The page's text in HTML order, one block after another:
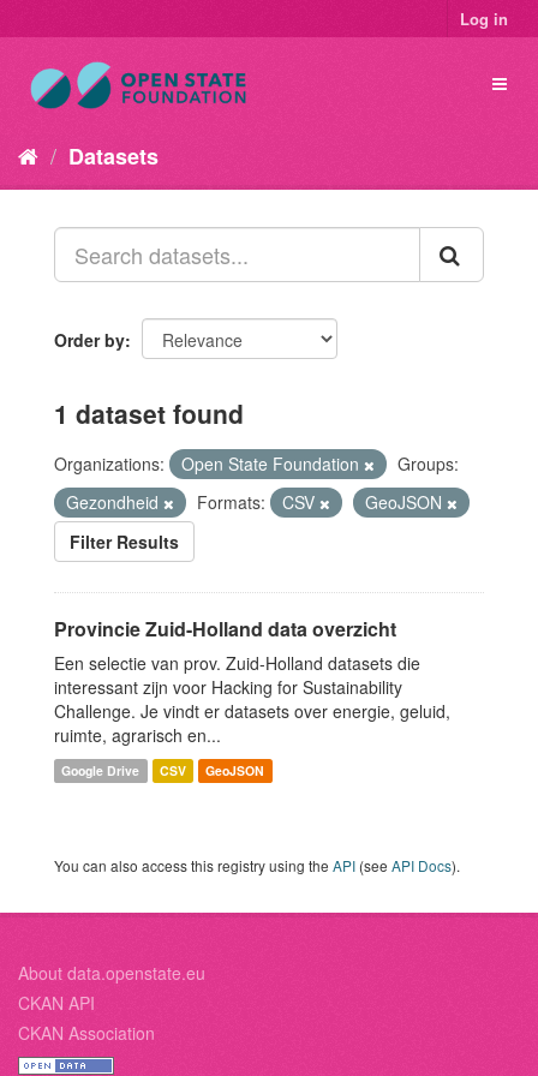
Log in
Datasets
Order by
1 dataset found
Organizations: Open State Foundation
Groups:
Gezondheid
Formats: CSV
GeoJSON
Filter Results
Provincie Zuid-Holland data overzicht
Een selectie van prov. Zuid-Holland datasets die
interessant zijn voor Hacking for Sustainability
Challenge. Je vindt er datasets over energie, geluid,
ruimte, agrarisch en...
Google Drive CSV GeoJSON
You can also access this registry using the API (see API Docs).
About data.openstate.eu
CKAN API
CKAN Association